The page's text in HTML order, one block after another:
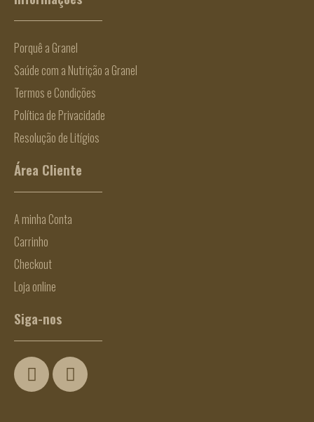
Porquê a Granel
Saúde com a Nutrição a Granel
Termos e Condições
Política de Privacidade
Resolução de Litígios
Área Cliente
A minha Conta
Carrinho
Checkout
Loja online
Siga-nos